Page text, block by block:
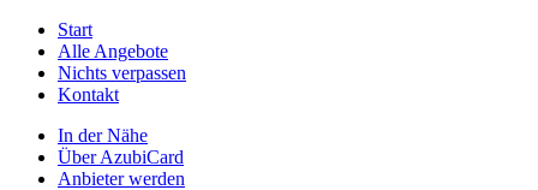
Start
Alle Angebote
Nichts verpassen
Kontakt
In der Nähe
Über AzubiCard
Anbieter werden